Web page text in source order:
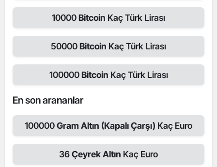
10000Bitcoin Kaç Türk Lirası
50000Bitcoin Kaç Türk Lirası
100000Bitcoin Kaç Türk Lirası
En son arananlar
100000Gram Altın (Kapalı Çarşı) Kaç Euro
36Çeyrek Altın Kaç Euro